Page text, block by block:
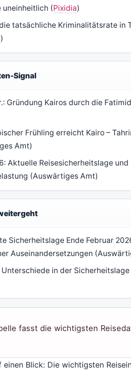
uneinheitlich (Pixidia)
tatsächliche Kriminalitätsrate in
)
Signal
Gründung Kairos durch die
Frühling erreicht Kairo –
Amt)
Aktuelle Reisesicherheitslage und
(Auswärtiges Amt)
Sicherheitslage Ende Februar
Auseinandersetzungen
Unterschiede in der
fasst die wichtigsten
einen Blick: Die wichtigsten